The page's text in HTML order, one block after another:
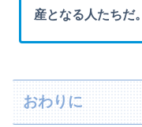
産となる人たちだ。
おわりに